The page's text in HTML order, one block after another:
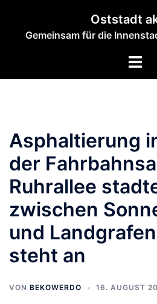
springen
Oststadt
Gemeinsam für die
Menü
Asphaltierung
der
Ruhrallee
zwischen
und
steht an
VON BEKOWERDO 16. AUGUST